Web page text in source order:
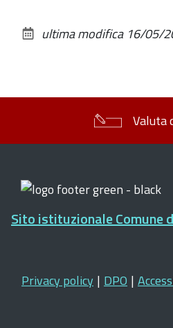
documento
ultima modifica 16/05/
Valuta
Sito istituzionale Comune
Privacy policy | DPO |